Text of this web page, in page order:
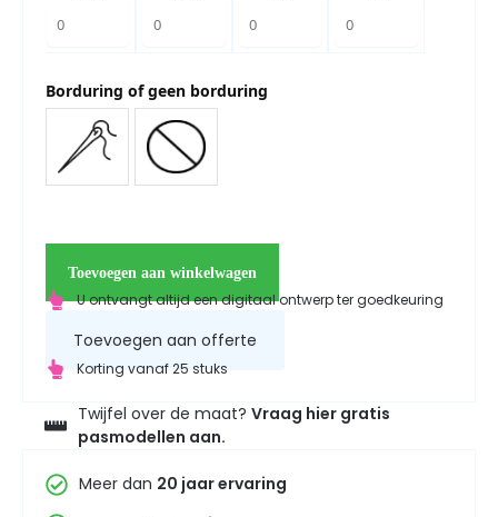
Borduring of geen borduring
Toevoegen aan winkelwagen
U ontvangt altijd een digitaal ontwerp ter goedkeuring
Toevoegen aan offerte
Korting vanaf 25 stuks
Twijfel over de maat? Vraag hier gratis
pasmodellen aan.
Meer dan 20 jaar ervaring